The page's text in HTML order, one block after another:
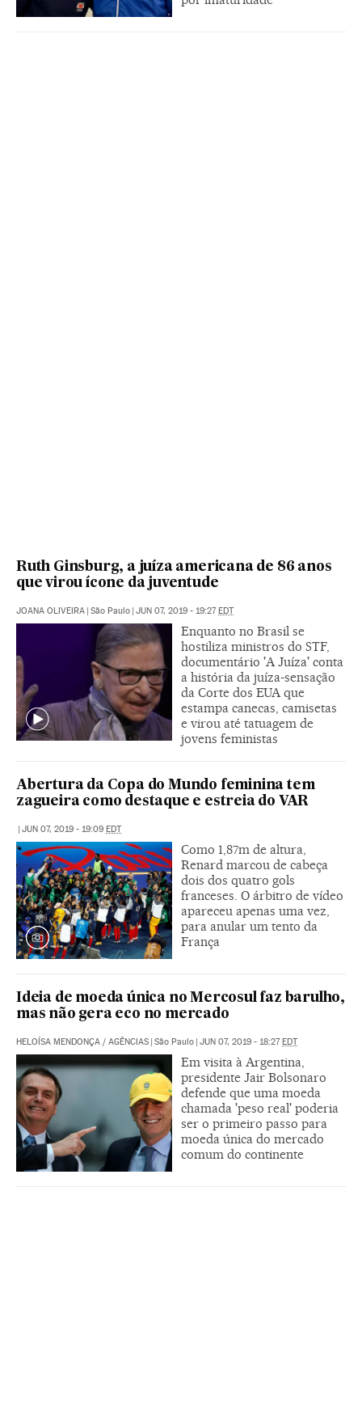
Ruth Ginsburg, a juíza americana de 86 anos
que virou ícone da juventude
JOANA OLIVEIRA São Paulo JUN 07, 2019 - 19:27 EDT
Enquanto no Brasil se
hostiliza ministros do STF,
documentário 'A Juíza' conta
a história da juíza-sensação
da Corte dos EUA que
estampa canecas, camisetas
e virou até tatuagem de
jovens feministas
Abertura da Copa do Mundo feminina tem
zagueira como destaque e estreia do VAR
JUN 07, 2019 - 19:09 EDT
Como 1,87m de altura,
Renard marcou de cabeça
dois dos quatro gols
franceses. O árbitro de vídeo
apareceu apenas uma vez,
para anular um tento da
França
Ideia de moeda única no Mercosul faz barulho,
mas não gera eco no mercado
HELOÍSA MENDONÇA / AGÊNCIAS São Paulo JUN 07, 2019 - 18:27 EDT
Em visita à Argentina,
presidente Jair Bolsonaro
defende que uma moeda
chamada 'peso real' poderia
ser o primeiro passo para
moeda única do mercado
comum do continente